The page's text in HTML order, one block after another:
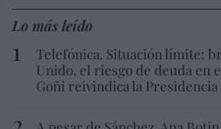
Lo más leído
Telefónica. Situación límite:
Unido, el riesgo de deuda en
Goñi reivindica la Presidencia